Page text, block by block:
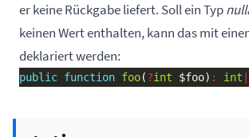
er keine Rückgabe liefert. Soll ein Typ
keinen Wert enthalten, kann das mit
deklariert werden:
public function foo(?int $foo) : int